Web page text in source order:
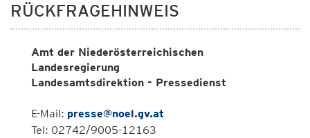
RÜCKFRAGEHINWEIS
Amt der Niederösterreichischen
Landesregierung
Landesamtsdirektion - Pressedienst
E-Mail: presse@noel.gv.at
Tel: 02742/9005-12163